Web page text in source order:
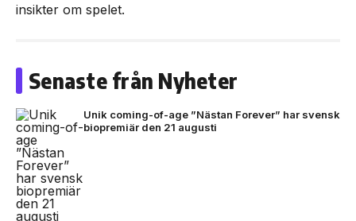
insikter om spelet.
Senaste från Nyheter
Unik coming-of-age ”Nästan Forever” har svensk
biopremiär den 21 augusti